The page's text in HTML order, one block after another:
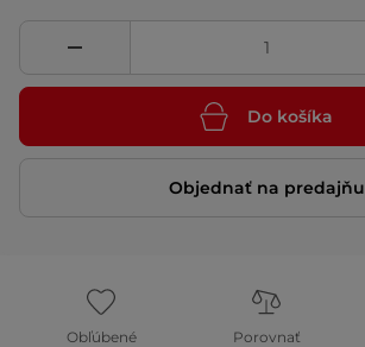
Do košíka
Objednať na predajňu
Obľúbené Porovnať